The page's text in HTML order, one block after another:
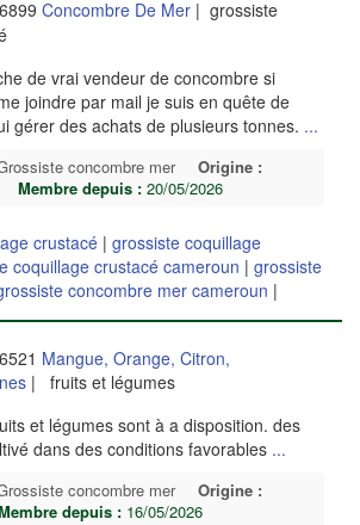
Concombre De Mer| grossiste
de vrai vendeur de concombre si
joindre par mail je suis en quête de
gérer des achats de plusieurs tonnes. ...
concombre mer
Origine :
Membre depuis : 20/05/2026
crustacé | grossiste coquillage
coquillage crustacé cameroun | grossiste
concombre mer cameroun |
Mangue, Orange, Citron,
| fruits et légumes
et légumes sont à a disposition. des
dans des conditions favorables ...
concombre mer
Origine :
depuis : 16/05/2026